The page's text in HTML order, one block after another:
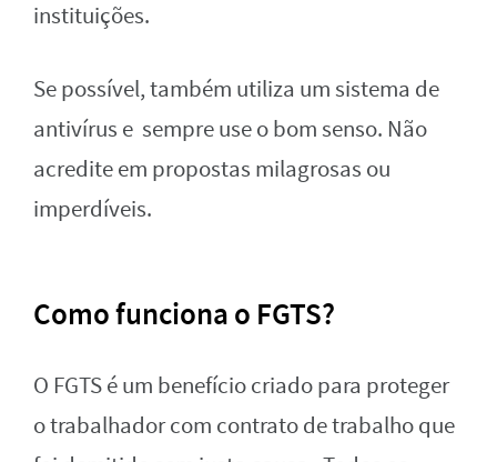
instituições.
Se possível, também utiliza um sistema de
antivírus e sempre use o bom senso. Não
acredite em propostas milagrosas ou
imperdíveis.
Como funciona o FGTS?
O FGTS é um benefício criado para proteger
o trabalhador com contrato de trabalho que